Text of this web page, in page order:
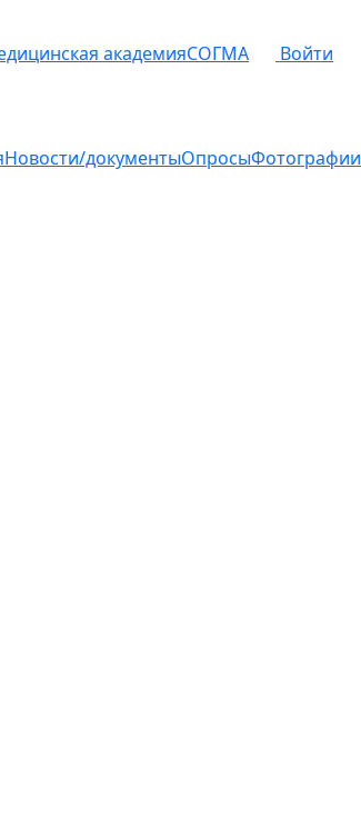
академияСОГМА Войти
Новости/документыОпросыФотографии